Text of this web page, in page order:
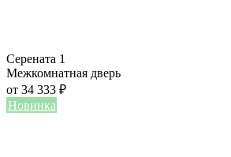
Серената 1
Межкомнатная дверь
от 34 333 ₽
Новинка